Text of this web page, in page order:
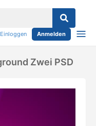
Einloggen Anmelden
Zwei PSD